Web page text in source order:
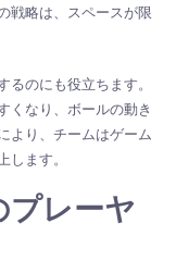
戦略は、スペースが限
のにも役立ちます。
くなり、ボールの動き
より、チームはゲーム
ます。
プレーヤ